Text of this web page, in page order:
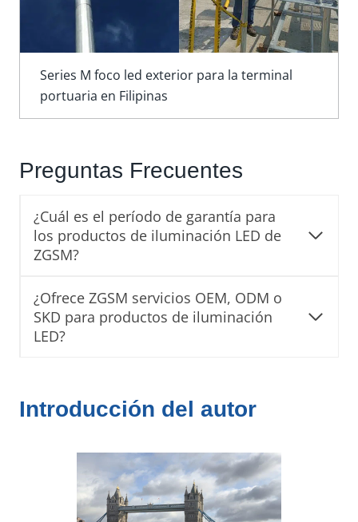
Series M foco led exterior para la terminal
portuaria en Filipinas
Preguntas Frecuentes
¿Cuál es el período de garantía para
los productos de iluminación LED de
ZGSM?
¿Ofrece ZGSM servicios OEM, ODM o
SKD para productos de iluminación
LED?
Introducción del autor